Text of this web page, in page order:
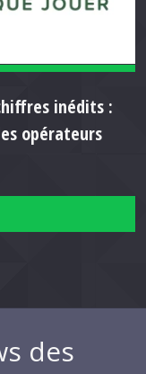
inédits :
opérateurs
des